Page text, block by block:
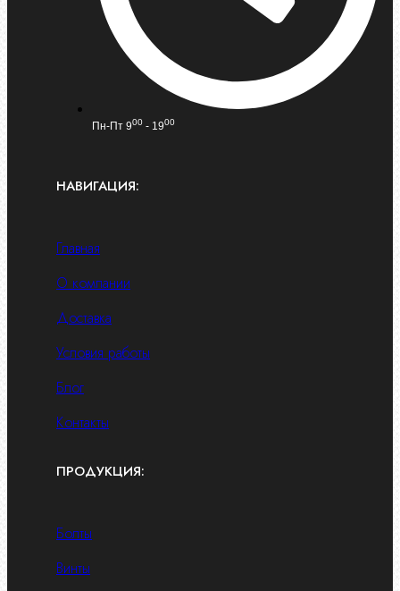
Пн-Пт 900 - 1900
НАВИГАЦИЯ:
Главная
О компании
Доставка
Условия работы
Блог
Контакты
ПРОДУКЦИЯ:
Болты
Винты